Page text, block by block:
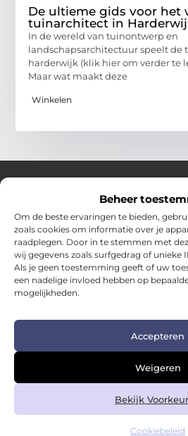
Beheer
Om de beste ervaringen te bieden,
zoals cookies om informatie over je
raadplegen. Door in te stemmen met
wij gegevens zoals surfgedrag of unieke
Als je geen toestemming geeft of uw
een nadelige invloed hebben op
mogelijkheden.
Accepteren
Weigeren
Bekijk
Cookiebeleid
De ultieme gids voor het
tuinarchitect in
In de wereld van tuinontwerp en
landschapsarchitectuur speelt de
harderwijk (klik hier om verder te
Maar wat maakt deze
Winkelen
Over Hotspotmagazine
Jouw bron voor inspiratie en
dagelijks leven.
Verken een uitgebreide selectie
boordevol praktische adviezen en
om het beste uit elke dag te halen.